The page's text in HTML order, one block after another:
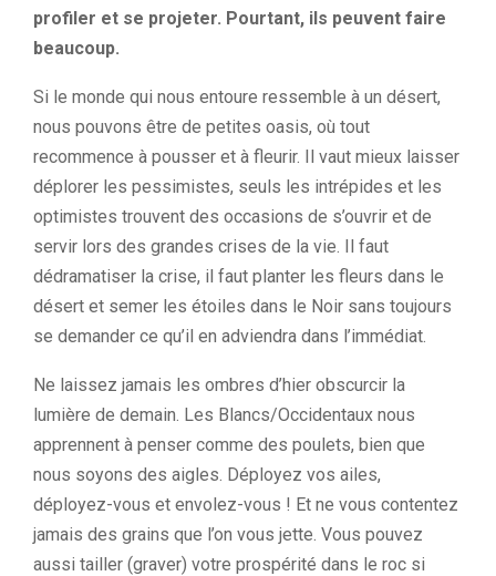
profiler et se projeter. Pourtant, ils peuvent faire
beaucoup.
Si le monde qui nous entoure ressemble à un désert,
nous pouvons être de petites oasis, où tout
recommence à pousser et à fleurir. Il vaut mieux laisser
déplorer les pessimistes, seuls les intrépides et les
optimistes trouvent des occasions de s’ouvrir et de
servir lors des grandes crises de la vie. Il faut
dédramatiser la crise, il faut planter les fleurs dans le
désert et semer les étoiles dans le Noir sans toujours
se demander ce qu’il en adviendra dans l’immédiat.
Ne laissez jamais les ombres d’hier obscurcir la
lumière de demain. Les Blancs/Occidentaux nous
apprennent à penser comme des poulets, bien que
nous soyons des aigles. Déployez vos ailes,
déployez-vous et envolez-vous ! Et ne vous contentez
jamais des grains que l’on vous jette. Vous pouvez
aussi tailler (graver) votre prospérité dans le roc si